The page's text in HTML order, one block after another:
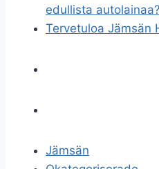
edullista autolainaa?
Tervetuloa Jämsän
Jämsän